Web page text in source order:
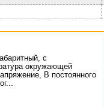
с
окружающей
В постоянного